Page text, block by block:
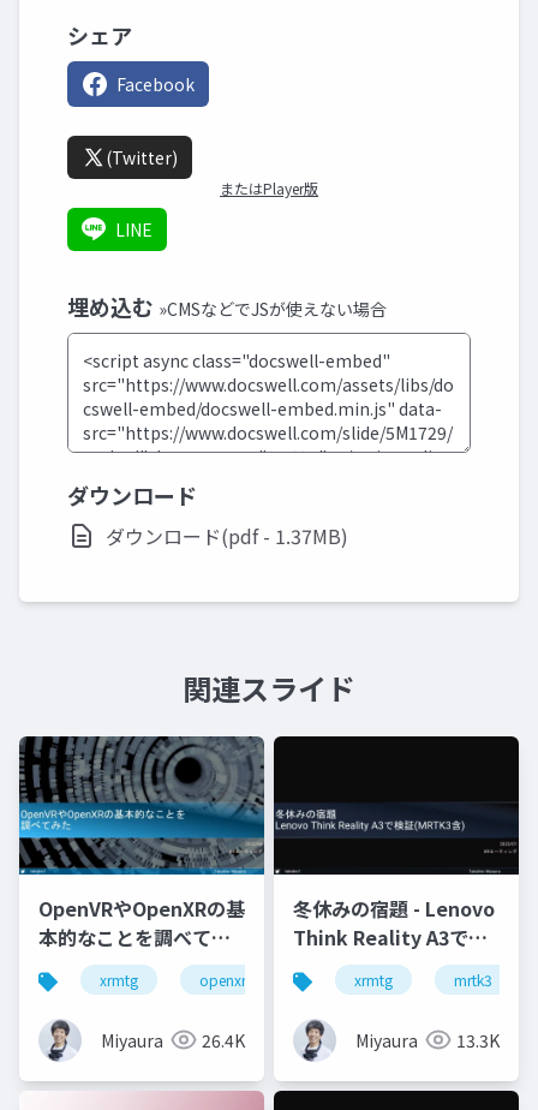
シェア
Facebook
(Twitter)
またはPlayer版
LINE
埋め込む »CMSなどでJSが使えない場合
ダウンロード
ダウンロード(pdf - 1.37MB)
関連スライド
OpenVRやOpenXRの基
本的なことを調べてみ
た
xrmtg openxr openvr hololens
Miyaura 26.4K
冬休みの宿題 - Lenovo
Think Reality A3で検
証(MRTK3含)
xrmtg mrtk3
Miyaura 13.3K